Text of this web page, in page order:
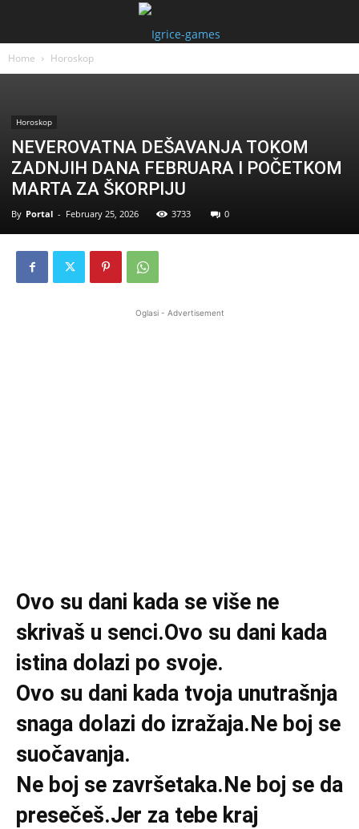
Home Horoskop
Horoskop
NEVEROVATNA DEŠAVANJA TOKOM
ZADNJIH DANA FEBRUARA I POČETKOM
MARTA ZA ŠKORPIJU
By Portal - February 25, 2026 3733 0
Oglasi - Advertisement
Ovo su dani kada se više ne
skrivaš u senci.Ovo su dani kada
istina dolazi po svoje.
Ovo su dani kada tvoja unutrašnja
snaga dolazi do izražaja.Ne boj se
suočavanja.
Ne boj se završetaka.Ne boj se da
presečeš.Jer za tebe kraj